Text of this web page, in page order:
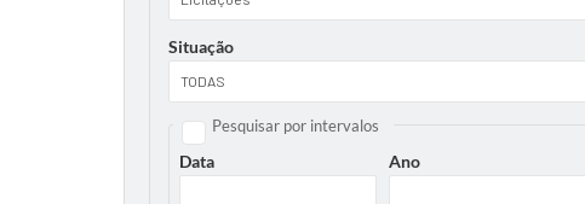
Situação
Pesquisar por intervalos
Data Ano